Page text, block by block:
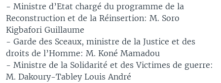
- Ministre d’Etat chargé du programme de la
Reconstruction et de la Réinsertion: M. Soro
Kigbafori Guillaume
- Garde des Sceaux, ministre de la Justice et des
droits de l’Homme: M. Koné Mamadou
- Ministre de la Solidarité et des Victimes de guerre:
M. Dakoury-Tabley Louis André